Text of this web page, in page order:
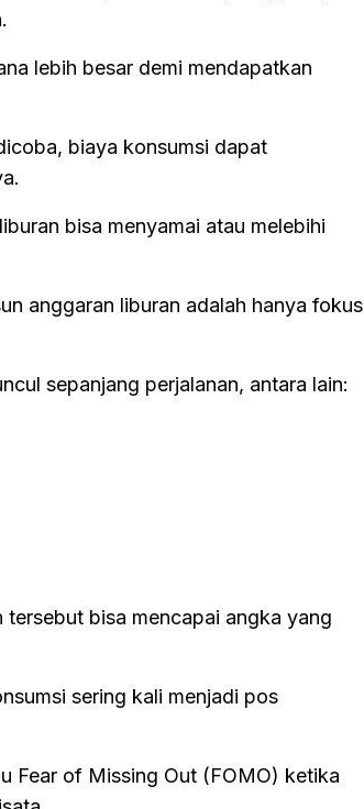
lebih besar demi mendapatkan
biaya konsumsi dapat
bisa menyamai atau melebihi
anggaran liburan adalah hanya fokus
sepanjang perjalanan, antara lain:
bisa mencapai angka yang
sering kali menjadi pos
Fear of Missing Out (FOMO) ketika